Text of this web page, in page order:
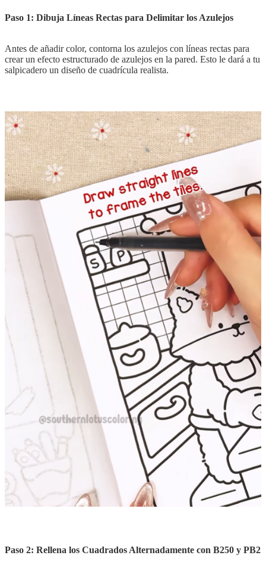
Paso 1: Dibuja Líneas Rectas para Delimitar los Azulejos
Antes de añadir color, contorna los azulejos con líneas rectas para
crear un efecto estructurado de azulejos en la pared. Esto le dará a tu
salpicadero un diseño de cuadrícula realista.
Paso 2: Rellena los Cuadrados Alternadamente con B250 y PB2